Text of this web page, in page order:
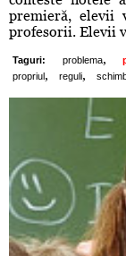
premieră, elevii
profesorii. Elevii
Taguri: problema,
propriul , reguli,